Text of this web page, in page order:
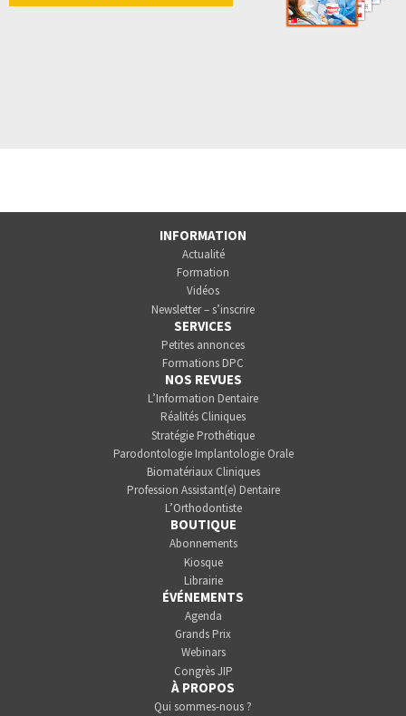
INFORMATION
Actualité
Formation
Vidéos
Newsletter – s’inscrire
SERVICES
Petites annonces
Formations DPC
NOS REVUES
L’Information Dentaire
Réalités Cliniques
Stratégie Prothétique
Parodontologie Implantologie Orale
Biomatériaux Cliniques
Profession Assistant(e) Dentaire
L’Orthodontiste
BOUTIQUE
Abonnements
Kiosque
Librairie
ÉVÉNEMENTS
Agenda
Grands Prix
Webinars
Congrès JIP
À PROPOS
Qui sommes-nous ?